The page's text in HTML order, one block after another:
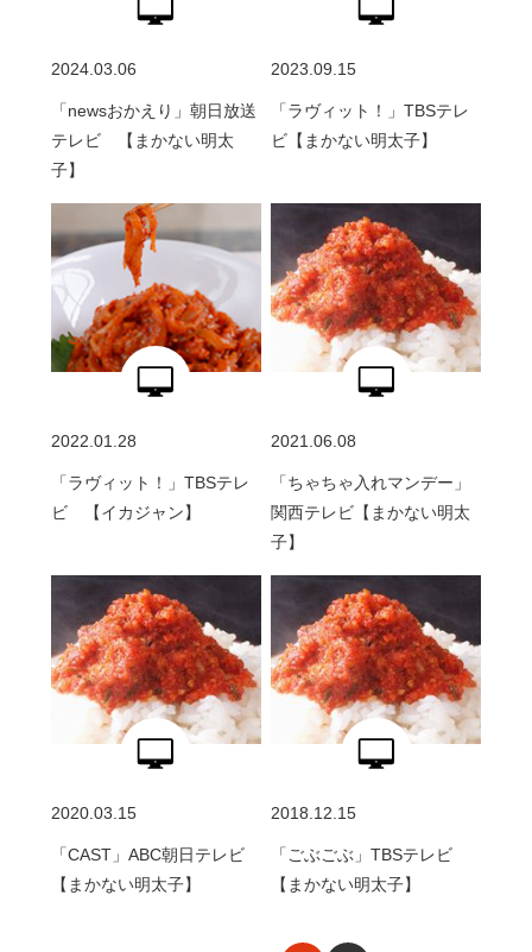
2024.03.06
「newsおかえり」朝日放送
テレビ 【まかない明太
子】
2023.09.15
「ラヴィット！」TBSテレ
ビ【まかない明太子】
2022.01.28
「ラヴィット！」TBSテレ
ビ 【イカジャン】
2021.06.08
「ちゃちゃ入れマンデー」
関西テレビ【まかない明太
子】
2020.03.15
「CAST」ABC朝日テレビ
【まかない明太子】
2018.12.15
「ごぶごぶ」TBSテレビ
【まかない明太子】